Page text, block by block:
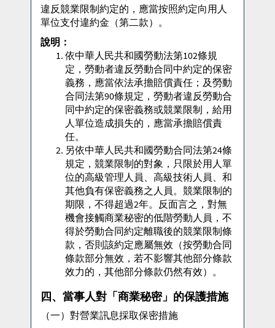
違反競業限制約定的，應當按照約定向用人
單位支付違約金（第二款）。
說明：
依中華人民共和國勞動法第102條規
定，勞動者違反勞動合同中約定的保密
義務，應當依法承擔賠償責任；及勞動
合同法第90條規定，勞動者違反勞動合
同中約定的保密義務或競業限制，給用
人單位造成損失的，應當承擔賠償責
任。
另依中華人民共和國勞動合同法第24條
規定，競業限制的對象，只限於用人單
位的高級管理人員、高級技術人員、和
其他負有保密義務之人員。競業限制的
期限，不得超過2年。反面言之，對無
機會接觸商業秘密的低階勞動人員，不
得於勞動合同約定離職後的競業限制條
款，否則該約定應屬無效（按勞動合同
條款部分無效，若不影響其他部分條款
效力的，其他部分條款仍然有效）。
四、當事人對「商業秘密」的保護措施
（一）對營業訊息採取保密措施